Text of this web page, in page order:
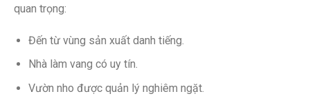
quan trọng:
Đến từ vùng sản xuất danh tiếng.
Nhà làm vang có uy tín.
Vườn nho được quản lý nghiêm ngặt.